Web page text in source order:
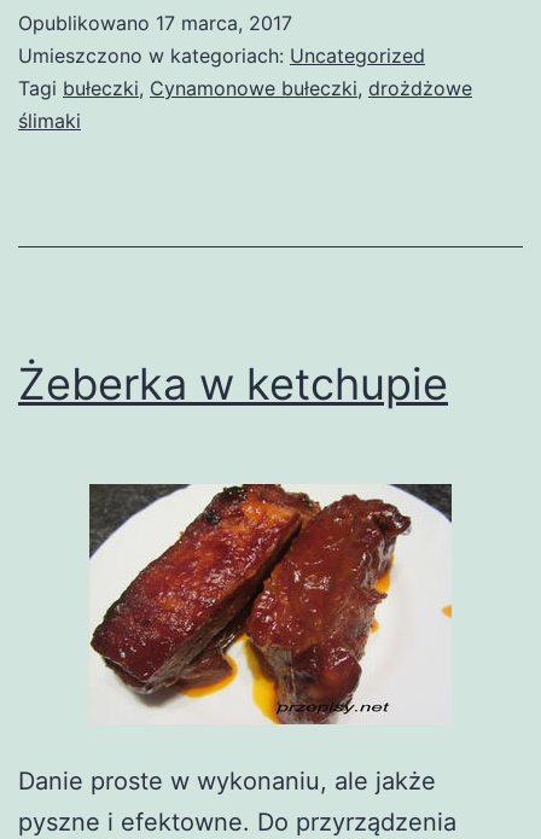
Opublikowano 17 marca, 2017
Umieszczono w kategoriach: Uncategorized
Tagi bułeczki, Cynamonowe bułeczki, drożdżowe
ślimaki
Żeberka w ketchupie
Danie proste w wykonaniu, ale jakże
pyszne i efektowne. Do przyrządzenia